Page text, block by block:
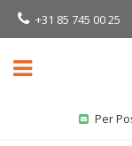
+31 85 745 00 25
Per